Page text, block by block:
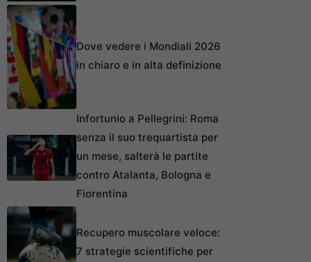
Dove vedere i Mondiali 2026
in chiaro e in alta definizione
Infortunio a Pellegrini: Roma
senza il suo trequartista per
un mese, salterà le partite
contro Atalanta, Bologna e
Fiorentina
Recupero muscolare veloce:
7 strategie scientifiche per